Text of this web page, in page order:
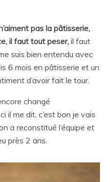
pas la pâtisserie,
il faut tout peser, il faut
suis bien entendu avec
6 mois en pâtisserie et un
d’avoir fait le tour.
changé
il me dit, c’est bon je vais
a reconstitué l’équipe et
près 2 ans.